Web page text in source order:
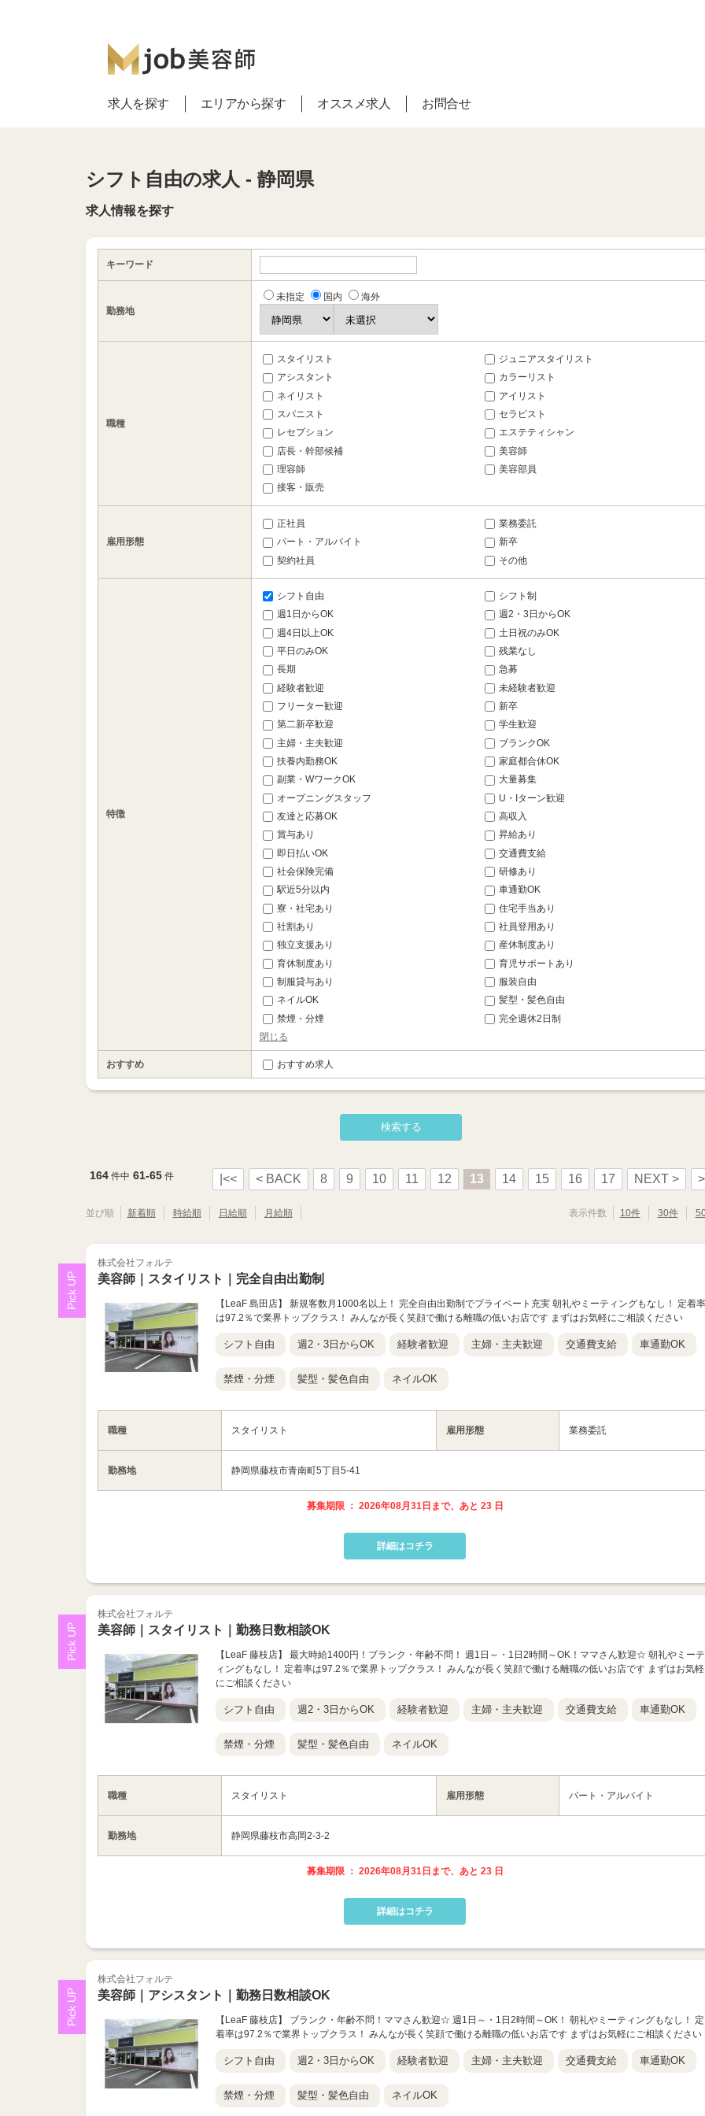
求人を探す エリアから探す オススメ求人 お問合せ
シフト自由の求人 - 静岡県
求人情報を探す
キーワード
勤務地
未指定 国内 海外
職種
スタイリスト
ジュニアスタイリスト
アシスタント
カラーリスト
ネイリスト
アイリスト
スパニスト
セラピスト
レセプション
エステティシャン
店長・幹部候補
美容師
理容師
美容部員
接客・販売
雇用形態
正社員
業務委託
パート・アルバイト
新卒
契約社員
その他
特徴
シフト自由
シフト制
週1日からOK
週2・3日からOK
週4日以上OK
土日祝のみOK
平日のみOK
残業なし
長期
急募
経験者歓迎
未経験者歓迎
フリーター歓迎
新卒
第二新卒歓迎
学生歓迎
主婦・主夫歓迎
ブランクOK
扶養内勤務OK
家庭都合休OK
副業・WワークOK
大量募集
オープニングスタッフ
U・Iターン歓迎
友達と応募OK
高収入
賞与あり
昇給あり
即日払いOK
交通費支給
社会保険完備
研修あり
駅近5分以内
車通勤OK
寮・社宅あり
住宅手当あり
社割あり
社員登用あり
独立支援あり
産休制度あり
育休制度あり
育児サポートあり
制服貸与あり
服装自由
ネイルOK
髪型・髪色自由
禁煙・分煙
完全週休2日制
閉じる
おすすめ おすすめ求人
164件中 61-65件 |<< < BACK 8 9 10 11 12 13 14 15 16 17 NEXT >
並び順 新着順 時給順 日給順 月給順 表示件数 10件 30件
株式会社フォルテ
美容師｜スタイリスト｜完全自由出勤制
【LeaF 島田店】 新規客数月1000名以上！ 完全自由出勤制でプライベート充実 朝礼やミーティングもなし！ 定着率
は97.2％で業界トップクラス！ みんなが長く笑顔で働ける離職の低いお店です まずはお気軽にご相談ください
シフト自由 週2・3日からOK 経験者歓迎 主婦・主夫歓迎 交通費支給 車通勤OK
禁煙・分煙 髪型・髪色自由 ネイルOK
職種 スタイリスト 雇用形態 業務委託
勤務地 静岡県藤枝市青南町5丁目5-41
募集期限 ： 2026年08月31日まで、あと 23 日
詳細はコチラ
株式会社フォルテ
美容師｜スタイリスト｜勤務日数相談OK
【LeaF 藤枝店】 最大時給1400円！ブランク・年齢不問！ 週1日～・1日2時間～OK！ママさん歓迎☆ 朝礼やミーテ
ィングもなし！ 定着率は97.2％で業界トップクラス！ みんなが長く笑顔で働ける離職の低いお店です まずはお気軽
にご相談ください
シフト自由 週2・3日からOK 経験者歓迎 主婦・主夫歓迎 交通費支給 車通勤OK
禁煙・分煙 髪型・髪色自由 ネイルOK
職種 スタイリスト 雇用形態 パート・アルバイト
勤務地 静岡県藤枝市高岡2-3-2
募集期限 ： 2026年08月31日まで、あと 23 日
詳細はコチラ
株式会社フォルテ
美容師｜アシスタント｜勤務日数相談OK
【LeaF 藤枝店】 ブランク・年齢不問！ママさん歓迎☆ 週1日～・1日2時間～OK！ 朝礼やミーティングもなし！ 定
着率は97.2％で業界トップクラス！ みんなが長く笑顔で働ける離職の低いお店です まずはお気軽にご相談ください
シフト自由 週2・3日からOK 経験者歓迎 主婦・主夫歓迎 交通費支給 車通勤OK
禁煙・分煙 髪型・髪色自由 ネイルOK